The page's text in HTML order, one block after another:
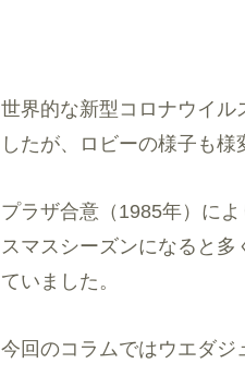
世界的な新型コロナウイ
したが、ロビーの様子も様
プラザ合意（1985年）に
スマスシーズンになると
ていました。
今回のコラムではウエダジ